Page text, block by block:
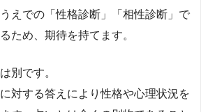
えでの「性格診断」「相性診断」で
ため、期待を持てます。
別です。
対する答えにより性格や心理状況を